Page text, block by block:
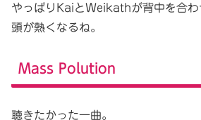
やっぱりKaiとWeikathが背中を合わ
頭が熱くなるね。
Mass Polution
聴きたかった一曲。